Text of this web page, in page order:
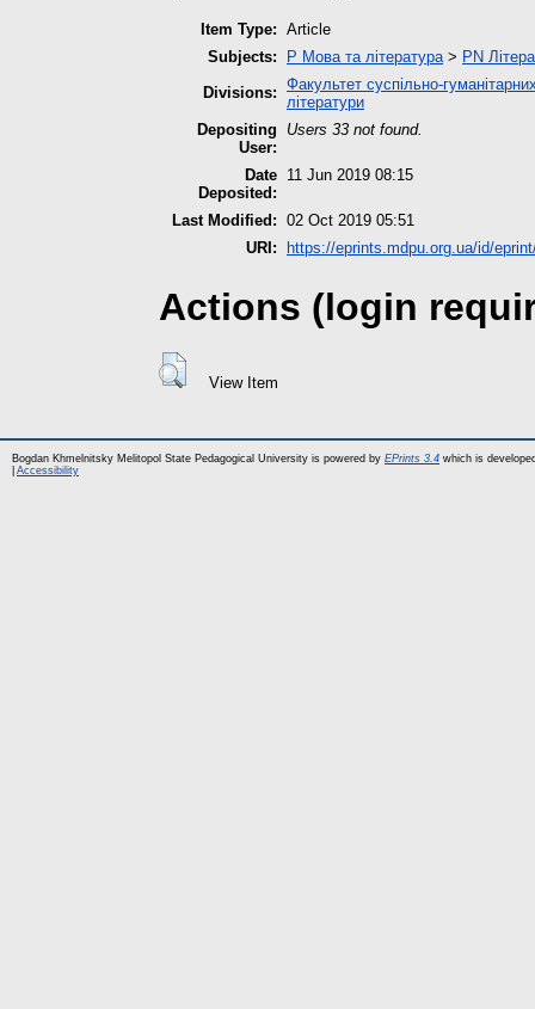
Item Type: Article
Subjects:
P Мова та література> PN
Divisions: Факультет суспільно-
літератури
Depositing
User:
Users 33 not found.
Date
Deposited:
11 Jun 2019 08:15
Last Modified: 02 Oct 2019 05:51
URI:
https://eprints.mdpu.org.ua/id/
Actions (login
View Item
Bogdan Khmelnitsky Melitopol State Pedagogical University is powered by EPrints 3.4 which is
Accessibility